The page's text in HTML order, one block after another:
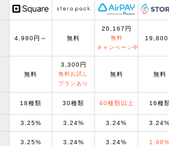
4,980円～ 無料
20,167円
無料
キャンペーン中
19,800円
無料
3,300円
無料お試し
プランあり
無料 無料
18種類 30種類 40種類以上 16種類
3.25% 3.24% 3.24% 3.24%
3.25% 3.24% 3.24% 1.98%